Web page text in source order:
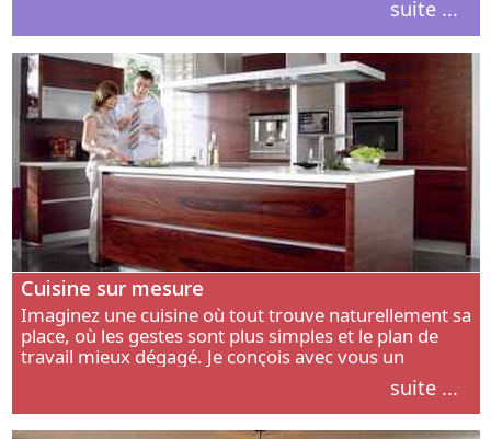
suite ...
Cuisine sur mesure
Imaginez une cuisine où tout trouve naturellement sa
place, où les gestes sont plus simples et le plan de
travail mieux dégagé. Je conçois avec vous un
aménagement adapté à votre manière de cuisiner, de
suite ...